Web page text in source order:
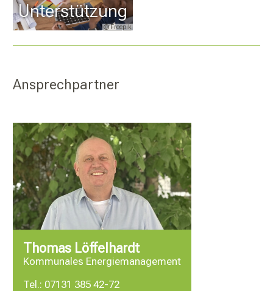
Unterstützung
© Freepik
Ansprechpartner
Thomas Löffelhardt
Kommunales Energiemanagement
Tel.: 07131 385 42-72